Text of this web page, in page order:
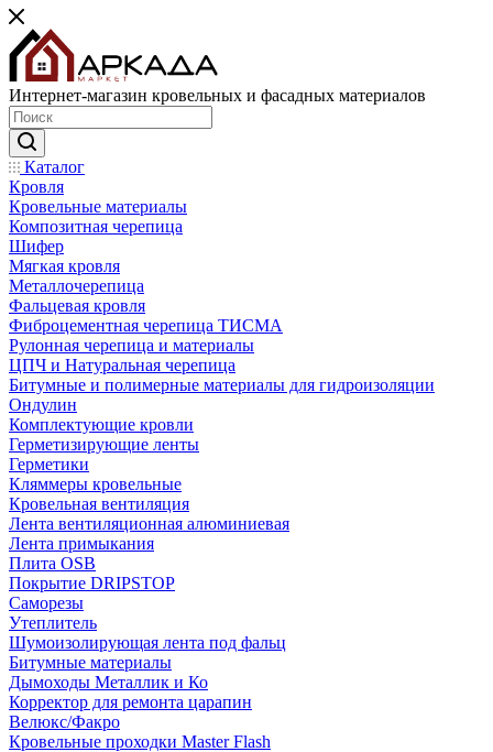
Интернет-магазин кровельных и фасадных материалов
Каталог
Кровля
Кровельные материалы
Композитная черепица
Шифер
Мягкая кровля
Металлочерепица
Фальцевая кровля
Фиброцементная черепица ТИСМА
Рулонная черепица и материалы
ЦПЧ и Натуральная черепица
Битумные и полимерные материалы для гидроизоляции
Ондулин
Комплектующие кровли
Герметизирующие ленты
Герметики
Кляммеры кровельные
Кровельная вентиляция
Лента вентиляционная алюминиевая
Лента примыкания
Плита OSB
Покрытие DRIPSTOP
Саморезы
Утеплитель
Шумоизолирующая лента под фальц
Битумные материалы
Дымоходы Металлик и Ко
Корректор для ремонта царапин
Велюкс/Факро
Кровельные проходки Master Flash